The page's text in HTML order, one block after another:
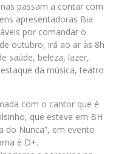
passam a contar com
apresentadoras Bia
por comandar o
outubro, irá ao ar às 8h
saúde, beleza, lazer,
da música, teatro
com o cantor que é
que esteve em BH
do Nunca”, em evento
é D+.